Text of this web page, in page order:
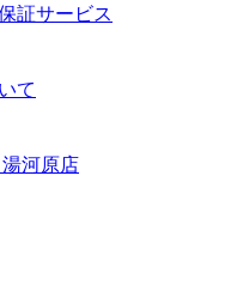
証サービス
て
河原店